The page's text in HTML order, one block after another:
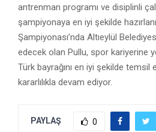
antrenman programı ve disiplinli
şampiyonaya en iyi şekilde
Şampiyonası’nda Altıeylül
edecek olan Pullu, spor kariyerine
Türk bayrağını en iyi şekilde temsil
kararlılıkla devam ediyor.
PAYLAŞ 0